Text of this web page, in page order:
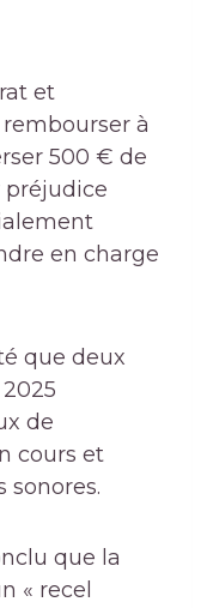
et
à
500 € de
en charge
que deux
de
cours et
sonores.
que la
« recel